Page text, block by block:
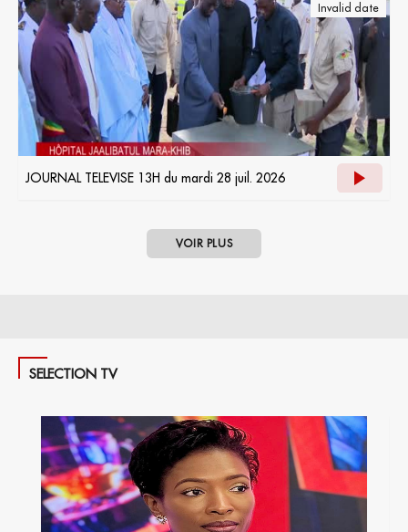
Invalid date
JOURNAL TELEVISE 13H du mardi 28 juil. 2026
VOIR PLUS
SELECTION TV